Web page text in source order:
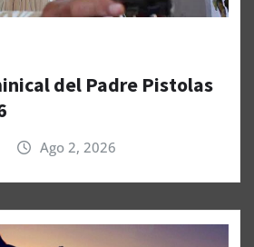
del Padre Pistolas
Ago 2, 2026